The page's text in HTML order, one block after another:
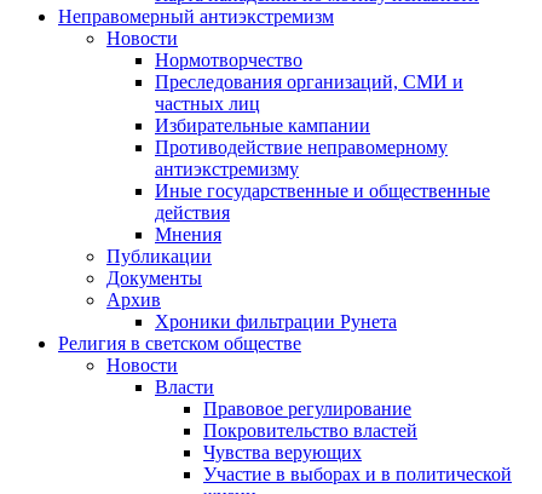
Неправомерный антиэкстремизм
Новости
Нормотворчество
Преследования организаций, СМИ и
частных лиц
Избирательные кампании
Противодействие неправомерному
антиэкстремизму
Иные государственные и общественные
действия
Мнения
Публикации
Документы
Архив
Хроники фильтрации Рунета
Религия в светском обществе
Новости
Власти
Правовое регулирование
Покровительство властей
Чувства верующих
Участие в выборах и в политической